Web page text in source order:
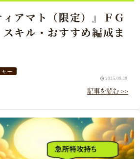
ィアマト（限定）』ＦＧ
キル・おすすめ編成ま
2025.08.18
ー